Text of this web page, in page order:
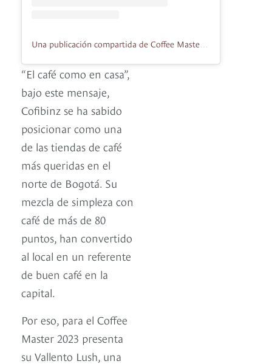
“El café como en casa”,
bajo este mensaje,
Cofibinz se ha sabido
posicionar como una
de las tiendas de café
más queridas en el
norte de Bogotá. Su
mezcla de simpleza con
café de más de 80
puntos, han convertido
al local en un referente
de buen café en la
capital.
Por eso, para el Coffee
Master 2023 presenta
su Vallento Lush, una